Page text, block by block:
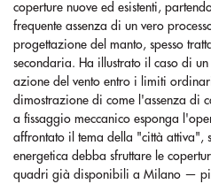
coperture nuove ed esistenti,
frequente assenza di un vero
progettazione del manto, spesso
secondaria. Ha illustrato il caso di
azione del vento entro i limiti
dimostrazione di come l'assenza di
a fissaggio meccanico esponga
affrontato il tema della "città attiva",
energetica debba sfruttare le
quadri già disponibili a Milano —